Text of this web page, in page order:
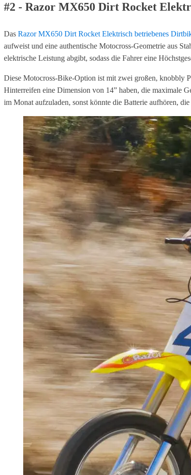
#2 - Razor MX650 Dirt Rocket
Das Razor MX650 Dirt Rocket Elektrisch betriebenes
aufweist und eine authentische Motocross-Geometrie aus
elektrische Leistung abgibt, sodass die Fahrer eine
Diese Motocross-Bike-Option ist mit zwei großen, knobbly
Hinterreifen eine Dimension von 14” haben, die maximale
im Monat aufzuladen, sonst könnte die Batterie aufhören,